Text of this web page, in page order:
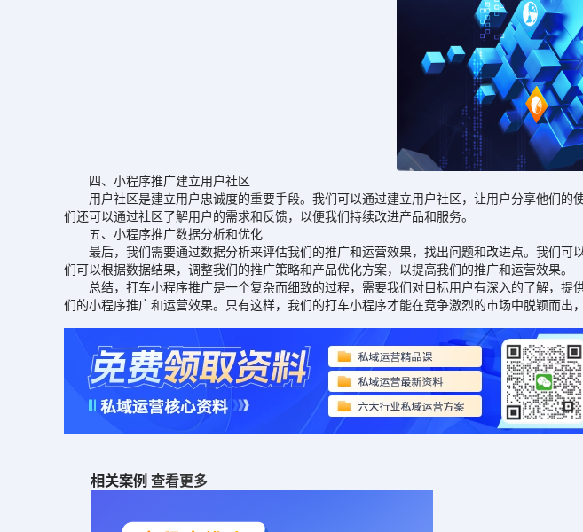
四、小程序推广建立用户社区
用户社区是建立用户忠诚度的重要手段。我们可以通过建立用户社区，让用户分享他们的
们还可以通过社区了解用户的需求和反馈，以便我们持续改进产品和服务。
五、小程序推广数据分析和优化
最后，我们需要通过数据分析来评估我们的推广和运营效果，找出问题和改进点。我们可
们可以根据数据结果，调整我们的推广策略和产品优化方案，以提高我们的推广和运营效果。
总结，打车小程序推广是一个复杂而细致的过程，需要我们对目标用户有深入的了解，提
们的小程序推广和运营效果。只有这样，我们的打车小程序才能在竞争激烈的市场中脱颖而出
相关案例 查看更多